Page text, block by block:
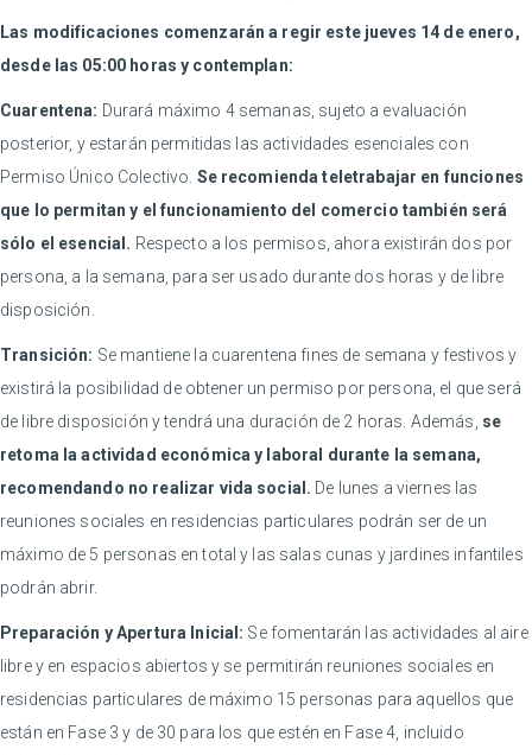
Las modificaciones comenzarán a regir este jueves 14 de enero,
desde las 05:00 horas y contemplan:
Cuarentena: Durará máximo 4 semanas, sujeto a evaluación
posterior, y estarán permitidas las actividades esenciales con
Permiso Único Colectivo. Se recomienda teletrabajar en funciones
que lo permitan y el funcionamiento del comercio también será
sólo el esencial. Respecto a los permisos, ahora existirán dos por
persona, a la semana, para ser usado durante dos horas y de libre
disposición.
Transición: Se mantiene la cuarentena fines de semana y festivos y
existirá la posibilidad de obtener un permiso por persona, el que será
de libre disposición y tendrá una duración de 2 horas. Además, se
retoma la actividad económica y laboral durante la semana,
recomendando no realizar vida social. De lunes a viernes las
reuniones sociales en residencias particulares podrán ser de un
máximo de 5 personas en total y las salas cunas y jardines infantiles
podrán abrir.
Preparación y Apertura Inicial: Se fomentarán las actividades al aire
libre y en espacios abiertos y se permitirán reuniones sociales en
residencias particulares de máximo 15 personas para aquellos que
están en Fase 3 y de 30 para los que estén en Fase 4, incluido